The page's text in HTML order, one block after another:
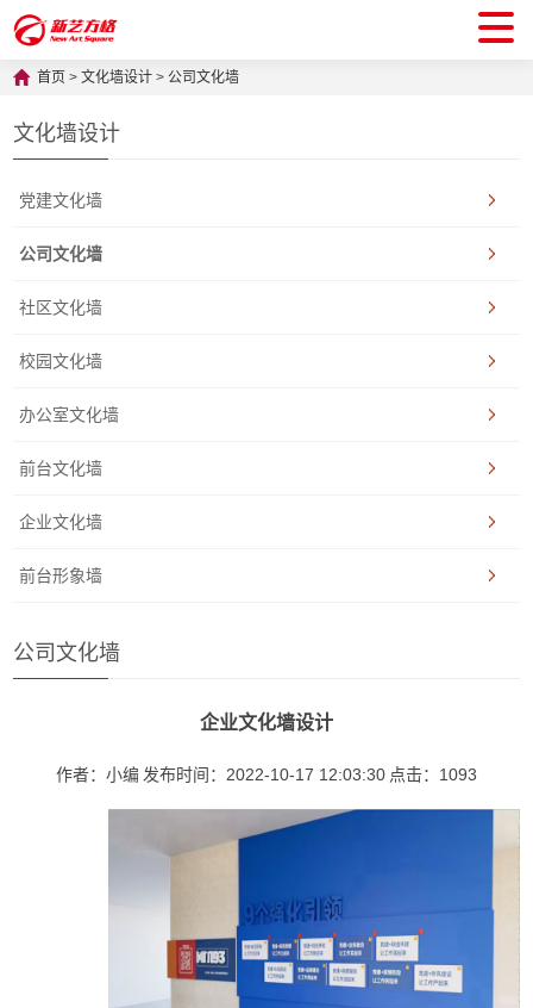
首页 >文化墙设计 >公司文化墙
文化墙设计
党建文化墙
公司文化墙
社区文化墙
校园文化墙
办公室文化墙
前台文化墙
企业文化墙
前台形象墙
公司文化墙
企业文化墙设计
作者：小编 发布时间：2022-10-17 12:03:30 点击： 1093